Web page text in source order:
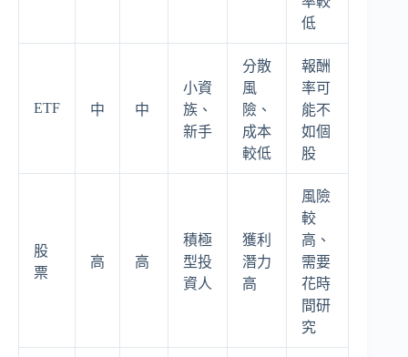
低
ETF 中 中
小資
族、
新手
分散
風
險、
成本
較低
報酬
率可
能不
如個
股
股
票
高 高
積極
型投
資人
獲利
潛力
高
風險
較
高、
需要
花時
間研
究